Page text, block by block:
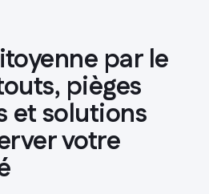
par le
pièges
et solutions
votre